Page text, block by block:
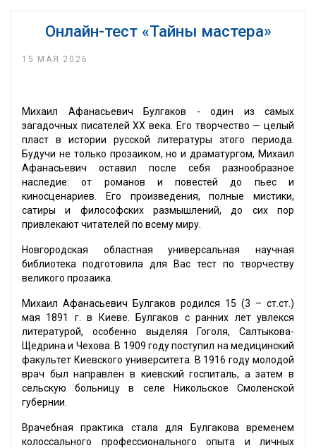
Онлайн-тест «Тайны мастера»
15 МАЯ 2026
Михаил Афанасьевич Булгаков - один из самых
загадочных писателей XX века. Его творчество — целый
пласт в истории русской литературы этого периода.
Будучи не только прозаиком, но и драматургом, Михаил
Афанасьевич оставил после себя разнообразное
наследие: от романов и повестей до пьес и
киносценариев. Его произведения, полные мистики,
сатиры и философских размышлений, до сих пор
привлекают читателей по всему миру.
Новгородская областная универсальная научная
библиотека подготовила для Вас тест по творчеству
великого прозаика.
Михаил Афанасьевич Булгаков родился 15 (3 – ст.ст.)
мая 1891 г. в Киеве. Булгаков с ранних лет увлекся
литературой, особенно выделяя Гоголя, Салтыкова-
Щедрина и Чехова. В 1909 году поступил на медицинский
факультет Киевского университета. В 1916 году молодой
врач был направлен в киевский госпиталь, а затем в
сельскую больницу в селе Никольское Смоленской
губернии.
Врачебная практика стала для Булгакова временем
колоссального профессионального опыта и личных